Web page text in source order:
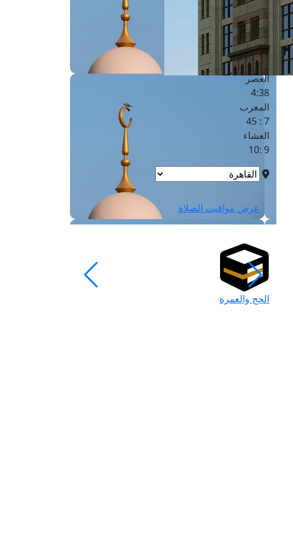
4 :40
الشروق
6 :17
الظهر
العصر
4:38
المغرب
7 : 45
العشاء
9 :10
عرض مواقيت الصلاة
الحج والعمرة